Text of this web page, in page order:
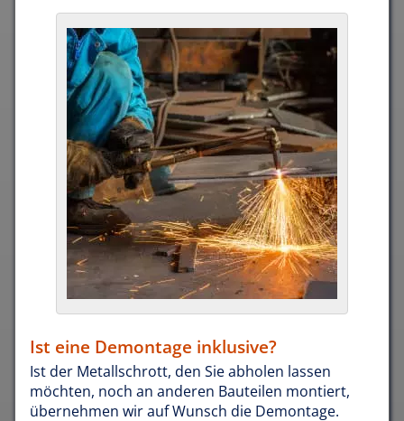
Ist eine Demontage inklusive?
Ist der Metallschrott, den Sie abholen lassen
möchten, noch an anderen Bauteilen montiert,
übernehmen wir auf Wunsch die Demontage.